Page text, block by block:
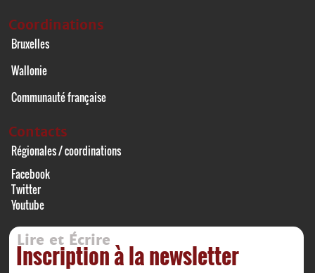
Coordinations
Bruxelles
Wallonie
Communauté française
Contacts
Régionales / coordinations
Facebook
Twitter
Youtube
Lire et Écrire
Inscription à la newsletter